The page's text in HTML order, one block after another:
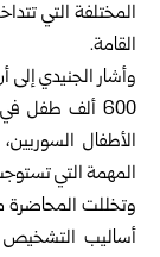
المختلفة التي
القامة.
وأشار الجنيدي
600 ألف طفل
الأطفال
المهمة التي
وتخللت المحاضرة
أساليب التشخيص